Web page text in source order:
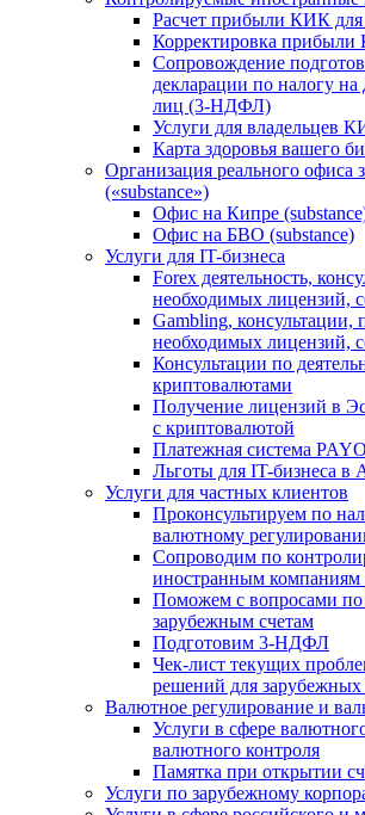
Расчет прибыли КИК для
Корректировка
Сопровождение
декларации по налогу
лиц (3-НДФЛ)
Услуги для владельцев
Карта здоровья вашего
Организация реального офиса
(«substance»)
Офис на Кипре
Офис на БВО (substance)
Услуги для IT-бизнеса
Forex деятельность,
необходимых лицензий,
Gambling, консультации,
необходимых лицензий,
Консультации по
криптовалютами
Получение лицензий в
с криптовалютой
Платежная система
Льготы для IT-бизнеса в
Услуги для частных клиентов
Проконсультируем по
валютному
Сопроводим по
иностранным
Поможем с вопросами
зарубежным счетам
Подготовим 3-НДФЛ
Чек-лист текущих
решений для зарубежных
Валютное регулирование и
Услуги в сфере
валютного контроля
Памятка при открытии
Услуги по зарубежному